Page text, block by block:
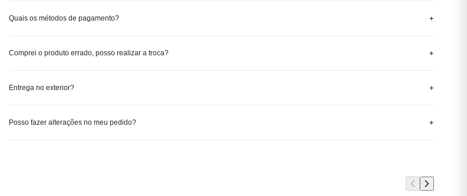
Quais os métodos de pagamento? +
Comprei o produto errado, posso realizar a troca? +
Entrega no exterior? +
Posso fazer alterações no meu pedido? +